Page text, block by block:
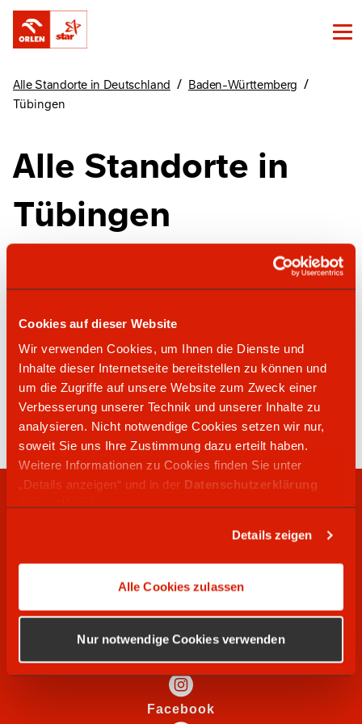
Cookies auf dieser Website
Wir verwenden Cookies, um Ihnen die Dienste und
Inhalte dieser Internetseite bereitstellen zu können und
um die Zugriffe auf unsere Website zum Zweck einer
Verbesserung unserer Technik und unserer Inhalte zu
analysieren. Nicht notwendige Cookies setzen wir nur,
soweit Sie uns Ihre Zustimmung dazu erteilt haben.
Weitere Informationen zu Cookies finden Sie unter
„Details anzeigen“ und in der Datenschutzerklärung
dieser Website.
Details zeigen
Alle Cookies zulassen
Nur notwendige Cookies verwenden
Alle Standorte in Deutschland / Baden-Württemberg /
Tübingen
Alle Standorte in
Tübingen
Finde unsere Standorte in Tübingen hier
star Tankstelle
07071 9807074
Bebenhäuser Straße 7-9
72074
Tübingen
RECHTLICHES
WIR SUCHEN
SOCIAL MEDIA
Instagram
Facebook